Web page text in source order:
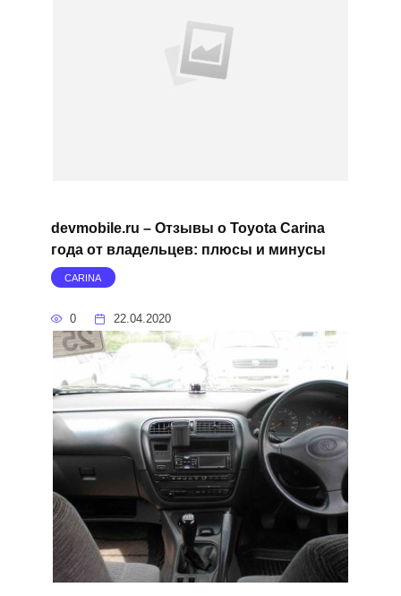
devmobile.ru – Отзывы о Toyota Carina
года от владельцев: плюсы и минусы
CARINA
0 22.04.2020